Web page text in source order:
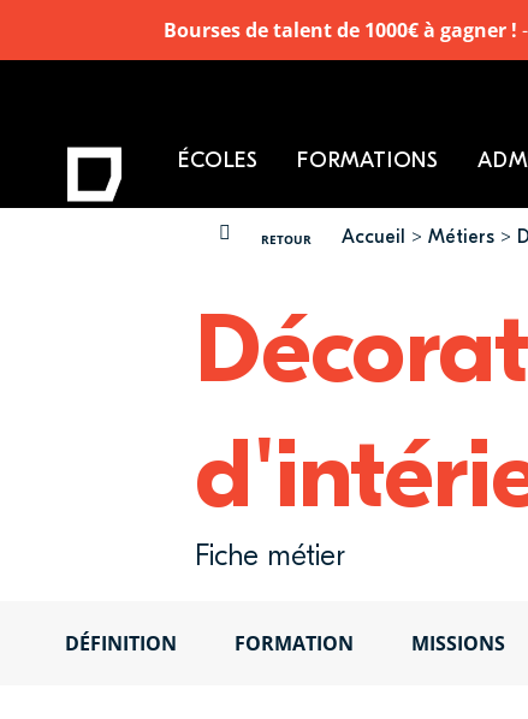
RETOUR
VOUS ÊTES ICI Accueil Métiers
Fiche métier
DÉFINITION FORMATION MISSIONS
ÉCOLES FORMATIONS
Bourses de talent de 1000€ à gagner !